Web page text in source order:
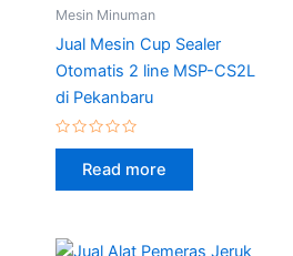
Mesin Minuman
Jual Mesin Cup Sealer
Otomatis 2 line MSP-CS2L
di Pekanbaru
Rated
Read more